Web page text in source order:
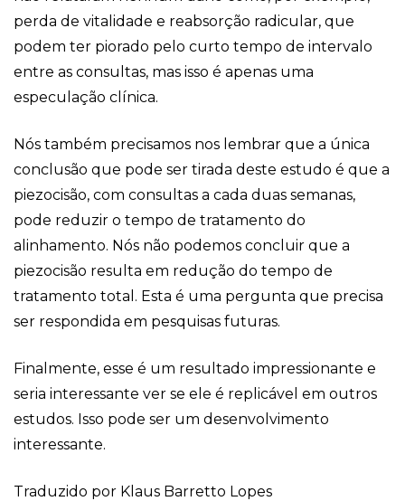
perda de vitalidade e reabsorção radicular, que
podem ter piorado pelo curto tempo de intervalo
entre as consultas, mas isso é apenas uma
especulação clínica.
Nós também precisamos nos lembrar que a única
conclusão que pode ser tirada deste estudo é que a
piezocisão, com consultas a cada duas semanas,
pode reduzir o tempo de tratamento do
alinhamento. Nós não podemos concluir que a
piezocisão resulta em redução do tempo de
tratamento total. Esta é uma pergunta que precisa
ser respondida em pesquisas futuras.
Finalmente, esse é um resultado impressionante e
seria interessante ver se ele é replicável em outros
estudos. Isso pode ser um desenvolvimento
interessante.
Traduzido por Klaus Barretto Lopes